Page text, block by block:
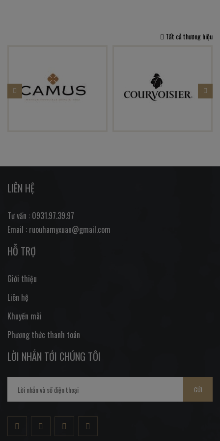
Tất cả thương hiệu
LIÊN HỆ
Tư vấn : 0931.97.39.97
Email : ruouhamyxuan@gmail.com
HỖ TRỢ
Giới thiệu
Liên hệ
Khuyến mãi
Phương thức thanh toán
LỜI NHẮN TỚI CHÚNG TÔI
GỬI